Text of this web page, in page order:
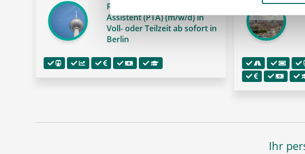
Pharmazeutisch-technischer
Assistent (PTA) (m/w/d) in
Voll- oder Teilzeit ab sofort in
Berlin
Ihr